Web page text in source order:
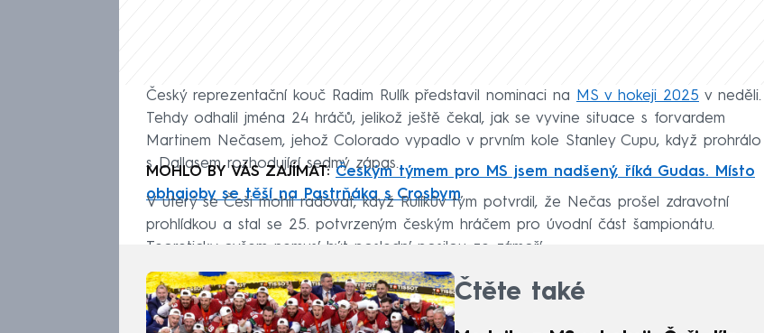
Český reprezentační kouč Radim Rulík představil nominaci na MS v hokeji 2025 v neděli.
Tehdy odhalil jména 24 hráčů, jelikož ještě čekal, jak se vyvine situace s forvardem
Martinem Nečasem, jehož Colorado vypadlo v prvním kole Stanley Cupu, když prohrálo
s Dallasem rozhodující sedmý zápas.
MOHLO BY VÁS ZAJÍMAT:Českým týmem pro MS jsem nadšený, říká Gudas. Místo
obhajoby se těší na Pastrňáka s Crosbym
V úterý se Češi mohli radovat, když Rulíkův tým potvrdil, že Nečas prošel zdravotní
prohlídkou a stal se 25. potvrzeným českým hráčem pro úvodní část šampionátu.
Teoreticky ovšem nemusí být poslední posilou ze zámoří.
Čtěte také